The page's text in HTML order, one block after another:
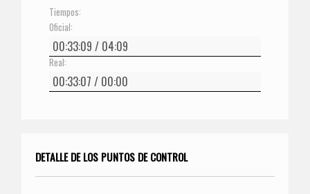
Tiempos:
Oficial:
Real:
DETALLE DE LOS PUNTOS DE CONTROL